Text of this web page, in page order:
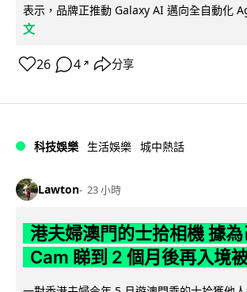
表示，品牌正推動 Galaxy AI 邁向全自動化
文
26 4 ↗ 分享
科技娛樂 生活娛樂 城中熱話
Lawton 23 小時
港夫婦澳門的士拾相機 據
Cam 睇到 2 個月後再入境